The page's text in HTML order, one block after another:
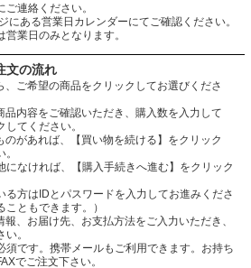
連絡ください。
ある営業日カレンダーにてご確認ください。
業日のみとなります。
文の流れ
ご希望の商品をクリックしてお選びくださ
内容をご確認いただき、購入数を入力して
してください。
があれば、【買い物を続ける】をクリック
れば、【購入手続きへ進む】をクリック
IDとパスワードを入力してお進みくださ
ともできます。）
、お届け先、お支払方法をご入力いただき、
。
。携帯メールもご利用できます。お持ち
でご注文下さい。